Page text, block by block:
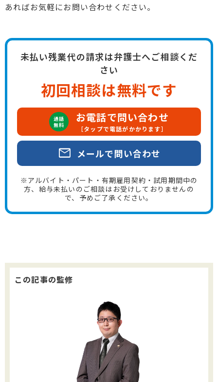
あればお気軽にお問い合わせください。
未払い残業代の請求は弁護士へご相談くだ
さい
初回相談は無料です
通話
無料
お電話で問い合わせ
［タップで電話がかかります］
mail メールで問い合わせ
※アルバイト・パート・有期雇用契約・試用期間中の
方、給与未払いのご相談はお受けしておりませんの
で、予めご了承ください。
この記事の監修